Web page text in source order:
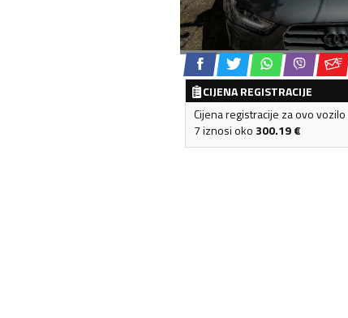
CIJENA REGISTRACIJE
Cijena registracije za ovo
7 iznosi oko 300.19€